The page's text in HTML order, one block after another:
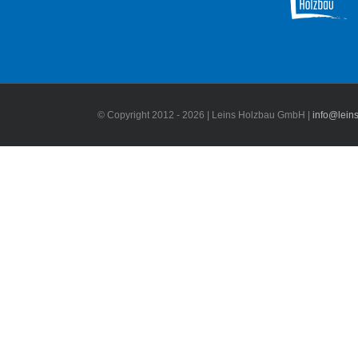
© Copyright 2012 - 2026 | Leins Holzbau GmbH |